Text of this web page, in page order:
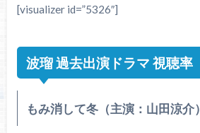
[visualizer id=”5326″]
波瑠 過去出演ドラマ 視聴率
もみ消して冬（主演：山田涼介）